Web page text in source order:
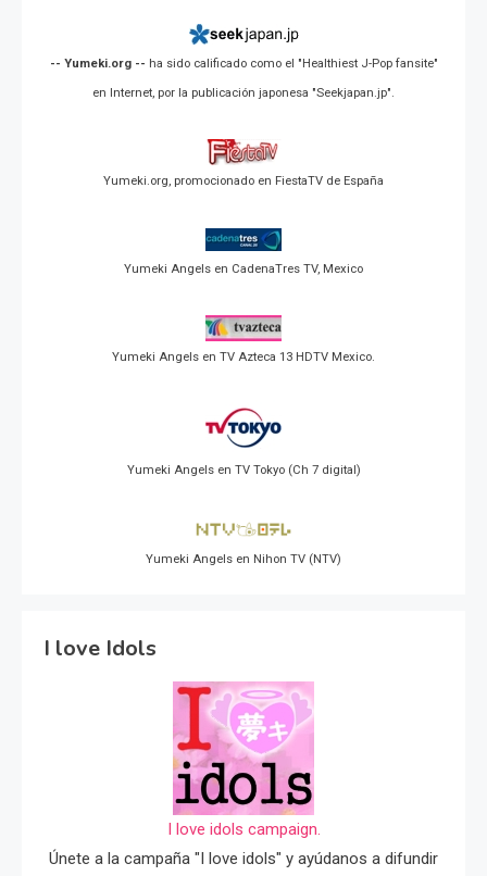
-- Yumeki.org -- ha sido calificado como el "Healthiest J-Pop fansite"
en Internet, por la publicación japonesa "Seekjapan.jp".
Yumeki.org, promocionado en FiestaTV de España
Yumeki Angels en CadenaTres TV, Mexico
Yumeki Angels en TV Azteca 13 HDTV Mexico.
Yumeki Angels en TV Tokyo (Ch 7 digital)
Yumeki Angels en Nihon TV (NTV)
I love Idols
I love idols campaign.
Únete a la campaña "I love idols" y ayúdanos a difundir